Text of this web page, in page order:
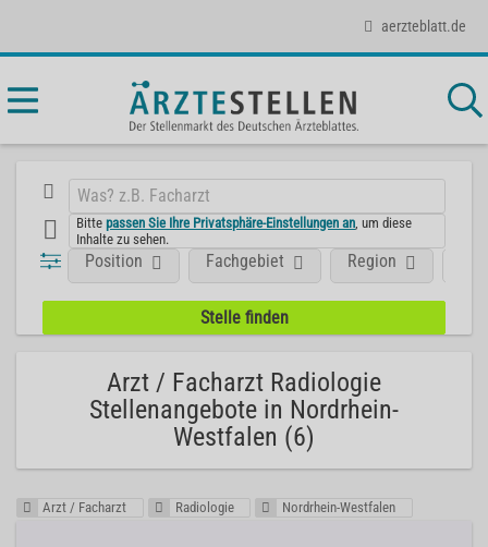
aerzteblatt.de
Bittepassen Sie Ihre Privatsphäre-Einstellungen an , um diese
Inhalte zu sehen.
Position Fachgebiet Region
Arzt / Facharzt Radiologie
Stellenangebote in Nordrhein-
Westfalen (6)
Arzt / Facharzt Radiologie Nordrhein-Westfalen